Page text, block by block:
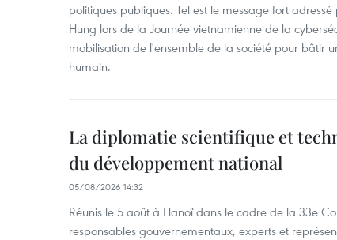
politiques publiques. Tel est le message fort
Hung lors de la Journée vietnamienne de la
mobilisation de l'ensemble de la société pour bâtir
humain.
La diplomatie scientifique et
du développement national
05/08/2026 14:32
Réunis le 5 août à Hanoï dans le cadre de la 33e
responsables gouvernementaux, experts et